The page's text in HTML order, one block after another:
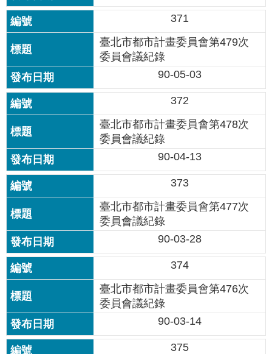
政
府
政
府
網
站
資
開
放
宣
告
私
權
及
資
訊
安
全
策
371
臺北市都市計畫委員會第479次
委員會議紀錄
90-05-03
372
臺北市都市計畫委員會第478次
委員會議紀錄
90-04-13
373
臺北市都市計畫委員會第477次
委員會議紀錄
90-03-28
374
臺北市都市計畫委員會第476次
委員會議紀錄
90-03-14
375